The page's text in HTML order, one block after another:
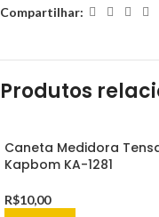
Compartilhar:
Produtos
Caneta Medidora
Kapbom KA-1281
R$10,00